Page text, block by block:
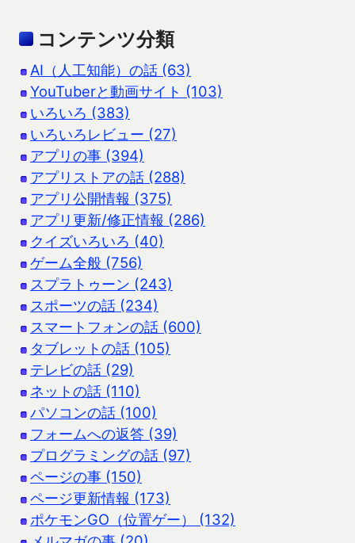
コンテンツ分類
AI（人工知能）の話 (63)
YouTuberと動画サイト (103)
いろいろ (383)
いろいろレビュー (27)
アプリの事 (394)
アプリストアの話 (288)
アプリ公開情報 (375)
アプリ更新/修正情報 (286)
クイズいろいろ (40)
ゲーム全般 (756)
スプラトゥーン (243)
スポーツの話 (234)
スマートフォンの話 (600)
タブレットの話 (105)
テレビの話 (29)
ネットの話 (110)
パソコンの話 (100)
フォームへの返答 (39)
プログラミングの話 (97)
ページの事 (150)
ページ更新情報 (173)
ポケモンGO（位置ゲー） (132)